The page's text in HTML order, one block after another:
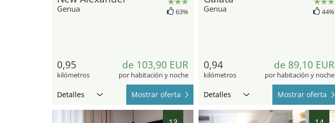
Genua 63%
0,95
kilómetros
de 103,90 EUR
por habitación y noche
Detalles Mostrar oferta
Genua 44%
0,94
kilómetros
de 89,10 EUR
por habitación y noche
Detalles Mostrar oferta